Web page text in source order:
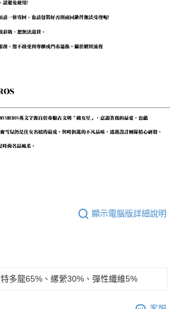
顯示電腦版詳細說明
特多龍65%、縲縈30%、彈性纖維5%